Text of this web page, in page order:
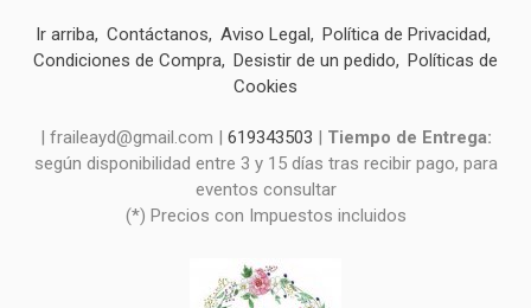
Ir arriba Contáctanos Aviso Legal
Política de Privacidad
Condiciones de Compra
Desistir de un pedido
Políticas de
Cookies
| fraileayd@gmail.com | 619343503
Tiempo de Entrega:
según disponibilidad entre 3 y 15 días tras recibir pago, para
eventos consultar
(*) Precios con Impuestos incluidos